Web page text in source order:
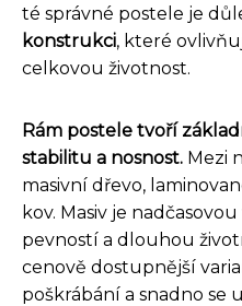
té správné postele je
konstrukci, které
celkovou životnost.
Rám postele tvoří
stabilitu a nosnost. Mezi
masivní dřevo,
kov. Masiv je
pevností a dlouhou
cenově dostupnější
poškrábání a snadno se